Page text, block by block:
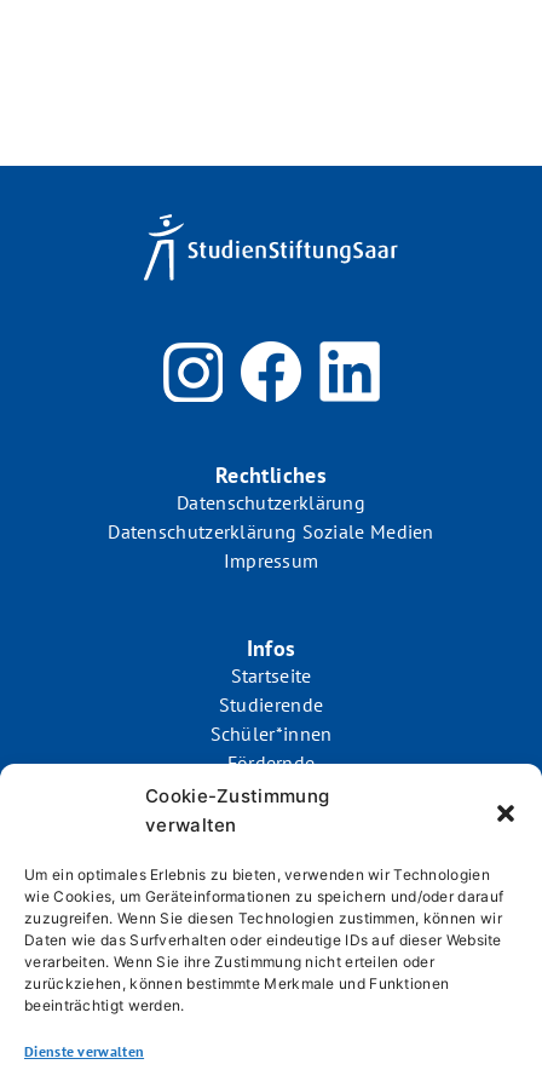
Cookie-Zustimmung
verwalten
Um ein optimales Erlebnis zu bieten, verwenden wir Technologien
wie Cookies, um Geräteinformationen zu speichern und/oder darauf
zuzugreifen. Wenn Sie diesen Technologien zustimmen, können wir
Daten wie das Surfverhalten oder eindeutige IDs auf dieser Website
verarbeiten. Wenn Sie ihre Zustimmung nicht erteilen oder
zurückziehen, können bestimmte Merkmale und Funktionen
beeinträchtigt werden.
Dienste verwalten
Rechtliches
Datenschutzerklärung
Datenschutzerklärung Soziale Medien
Impressum
Infos
Startseite
Studierende
Schüler*innen
Fördernde
Team
Bewerberportal
Kontakt
StudienStiftungSaar
Schubertstraße 4